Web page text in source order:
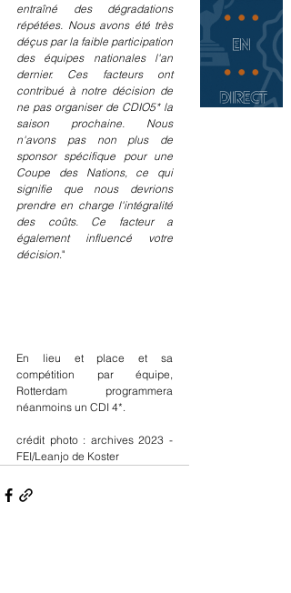
entraîné des dégradations
répétées. Nous avons été très
déçus par la faible participation
des équipes nationales l'an
dernier. Ces facteurs ont
contribué à notre décision de
ne pas organiser de CDIO5* la
saison prochaine. Nous
n'avons pas non plus de
sponsor spécifique pour une
Coupe des Nations, ce qui
signifie que nous devrions
prendre en charge l'intégralité
des coûts. Ce facteur a
également influencé votre
décision ."
En lieu et place et sa
compétition par équipe,
Rotterdam programmera
néanmoins un CDI 4*.
crédit photo : archives 2023 -
FEI/Leanjo de Koster